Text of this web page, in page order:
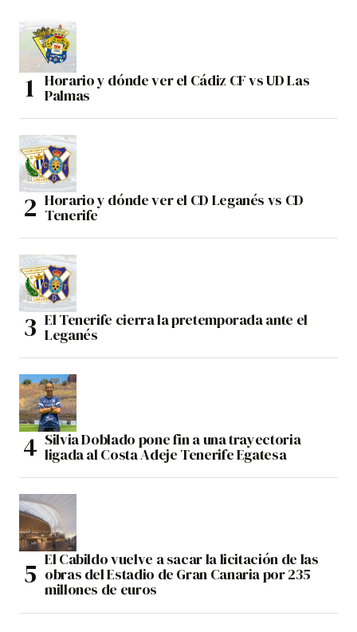
Horario y dónde ver el Cádiz CF vs UD Las
Palmas
Horario y dónde ver el CD Leganés vs CD
Tenerife
El Tenerife cierra la pretemporada ante el
Leganés
Silvia Doblado pone fin a una trayectoria
ligada al Costa Adeje Tenerife Egatesa
El Cabildo vuelve a sacar la licitación de las
obras del Estadio de Gran Canaria por 235
millones de euros